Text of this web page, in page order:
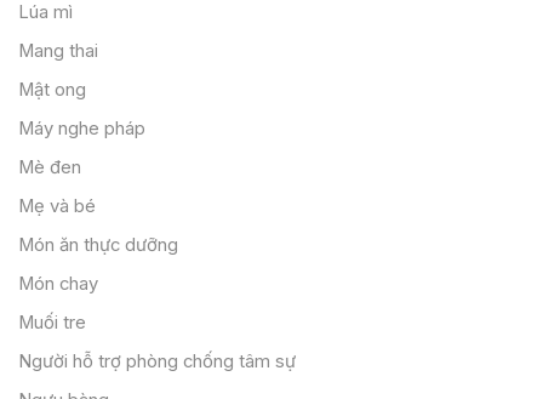
Lúa mì
Mang thai
Mật ong
Máy nghe pháp
Mè đen
Mẹ và bé
Món ăn thực dưỡng
Món chay
Muối tre
Người hỗ trợ phòng chống tâm sự